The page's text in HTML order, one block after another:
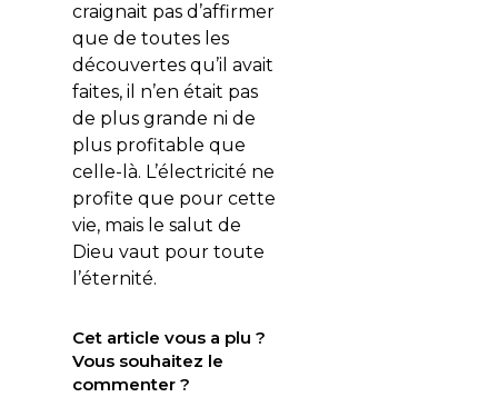
craignait pas d’affirmer
que de toutes les
découvertes qu’il avait
faites, il n’en était pas
de plus grande ni de
plus profitable que
celle-là. L’électricité ne
profite que pour cette
vie, mais le salut de
Dieu vaut pour toute
l’éternité.
Cet article vous a plu ?
Vous souhaitez le
commenter ?